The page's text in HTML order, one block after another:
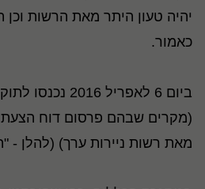
יהיה טעון היתר מאת הרשות
כאמור.
ביום 6 לאפריל
(מקרים שבהם פרסום דוח הצעת
מאת רשות ניירות ערך) (להלן -